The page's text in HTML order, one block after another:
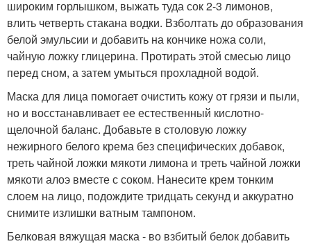
широким горлышком, выжать туда сок 2-3 лимонов,
влить четверть стакана водки. Взболтать до образования
белой эмульсии и добавить на кончике ножа соли,
чайную ложку глицерина. Протирать этой смесью лицо
перед сном, а затем умыться прохладной водой.
Маска для лица помогает очистить кожу от грязи и пыли,
но и восстанавливает ее естественный кислотно-
щелочной баланс. Добавьте в столовую ложку
нежирного белого крема без специфических добавок,
треть чайной ложки мякоти лимона и треть чайной ложки
мякоти алоэ вместе с соком. Нанесите крем тонким
слоем на лицо, подождите тридцать секунд и аккуратно
снимите излишки ватным тампоном.
Белковая вяжущая маска - во взбитый белок добавить